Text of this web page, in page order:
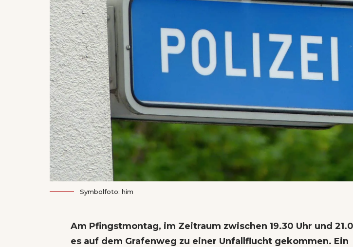
Symbolfoto: him
Am Pfingstmontag, im Zeitraum zwischen 19.30 Uhr und
es auf dem Grafenweg zu einer Unfallflucht gekommen. Ein